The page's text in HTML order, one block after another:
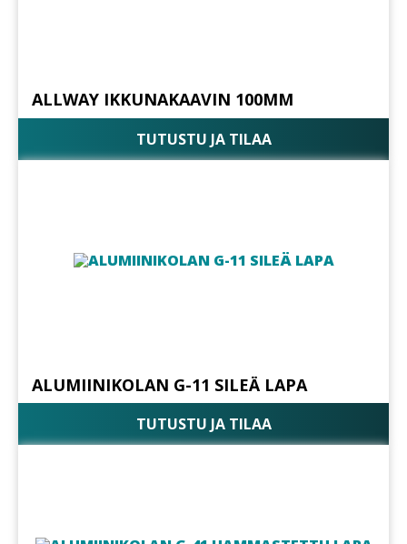
ALLWAY IKKUNAKAAVIN 100MM
TUTUSTU JA TILAA
ALUMIINIKOLAN G-11 SILEÄ LAPA
TUTUSTU JA TILAA